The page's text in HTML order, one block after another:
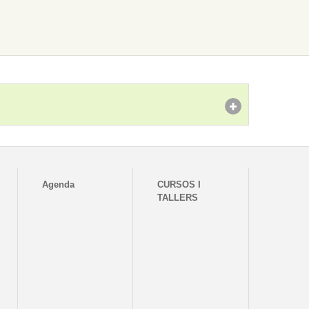
Agenda
CURSOS I
TALLERS